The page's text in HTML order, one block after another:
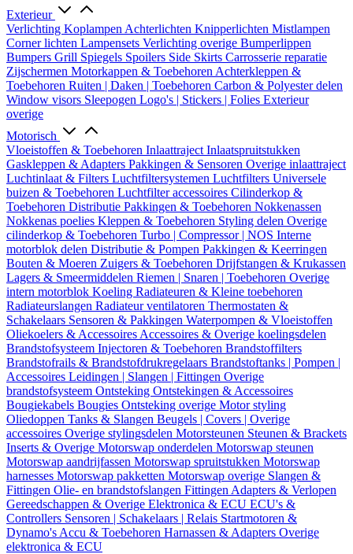
Exterieur
Verlichting Koplampen Achterlichten Knipperlichten Mistlampen
Corner lichten Lampensets Verlichting overige Bumperlippen
Bumpers Grill Spiegels Spoilers Side Skirts Carrosserie reparatie
Zijschermen Motorkappen & Toebehoren Achterkleppen &
Toebehoren Ruiten | Daken | Toebehoren Carbon & Polyester delen
Window visors Sleepogen Logo's | Stickers | Folies Exterieur
overige
Motorisch
Vloeistoffen & Toebehoren Inlaattraject Inlaatspruitstukken
Gaskleppen & Adapters Pakkingen & Sensoren Overige inlaattraject
Luchtinlaat & Filters Luchtfiltersystemen Luchtfilters Universele
buizen & Toebehoren Luchtfilter accessoires Cilinderkop &
Toebehoren Distributie Pakkingen & Toebehoren Nokkenassen
Nokkenas poelies Kleppen & Toebehoren Styling delen Overige
cilinderkop & Toebehoren Turbo | Compressor | NOS Interne
motorblok delen Distributie & Pompen Pakkingen & Keerringen
Bouten & Moeren Zuigers & Toebehoren Drijfstangen & Krukassen
Lagers & Smeermiddelen Riemen | Snaren | Toebehoren Overige
intern motorblok Koeling Radiateuren & Kleine toebehoren
Radiateurslangen Radiateur ventilatoren Thermostaten &
Schakelaars Sensoren & Pakkingen Waterpompen & Vloeistoffen
Oliekoelers & Accessoires Accessoires & Overige koelingsdelen
Brandstofsysteem Injectoren & Toebehoren Brandstoffilters
Brandstofrails & Brandstofdrukregelaars Brandstoftanks | Pompen |
Accessoires Leidingen | Slangen | Fittingen Overige
brandstofsysteem Ontsteking Ontstekingen & Accessoires
Bougiekabels Bougies Ontsteking overige Motor styling
Oliedoppen Tanks & Slangen Beugels | Covers | Overige
accessoires Overige stylingsdelen Motorsteunen Steunen & Brackets
Inserts & Overige Motorswap onderdelen Motorswap steunen
Motorswap aandrijfassen Motorswap spruitstukken Motorswap
harnesses Motorswap pakketten Motorswap overige Slangen &
Fittingen Olie- en brandstofslangen Fittingen Adapters & Verlopen
Gereedschappen & Overige Elektronica & ECU ECU's &
Controllers Sensoren | Schakelaars | Relais Startmotoren &
Dynamo's Accu & Toebehoren Harnassen & Adapters Overige
elektronica & ECU